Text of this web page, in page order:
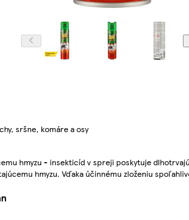
sršne, komáre a osy
hmyzu - insekticíd v spreji poskytuje
hmyzu. Vďaka účinnému zloženiu